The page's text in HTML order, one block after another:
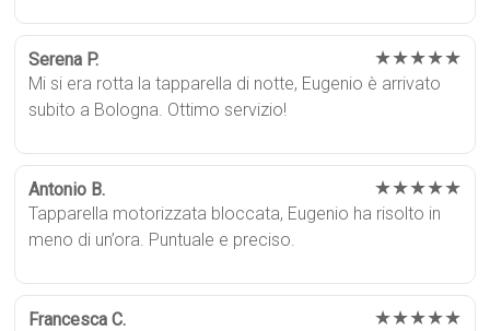
Serena P. ★★★★★
Mi si era rotta la tapparella di notte, Eugenio è arrivato
subito a Bologna. Ottimo servizio!
Antonio B. ★★★★★
Tapparella motorizzata bloccata, Eugenio ha risolto in
meno di un’ora. Puntuale e preciso.
Francesca C. ★★★★★